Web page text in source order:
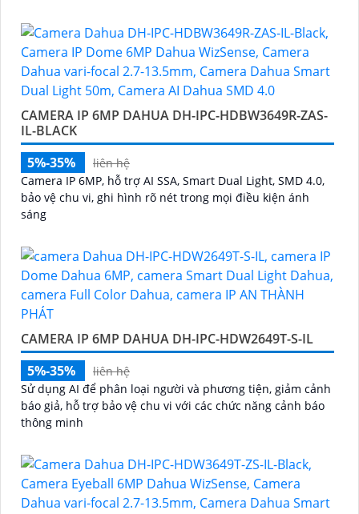
CAMERA IP 6MP DAHUA DH-IPC-HDBW3649R-ZAS-
IL-BLACK
5%-35%
liên hệ
Camera IP 6MP, hỗ trợ AI SSA, Smart Dual Light, SMD 4.0,
bảo vệ chu vi, ghi hình rõ nét trong mọi điều kiện ánh
sáng
CAMERA IP 6MP DAHUA DH-IPC-HDW2649T-S-IL
5%-35%
liên hệ
Sử dụng AI để phân loại người và phương tiện, giảm cảnh
báo giả, hỗ trợ bảo vệ chu vi với các chức năng cảnh báo
thông minh